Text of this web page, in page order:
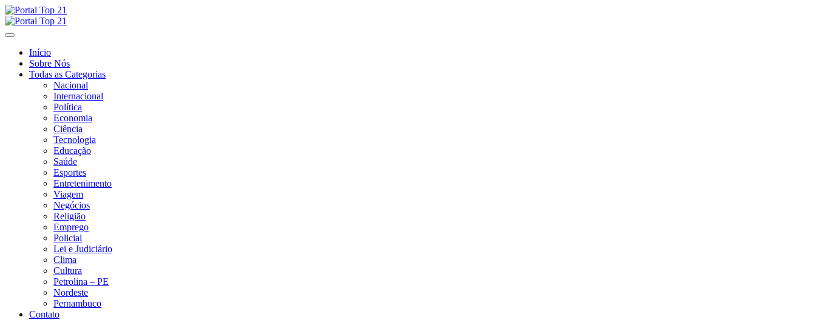
Skip
to
content
Início
Sobre Nós
Todas as Categorias
Nacional
Internacional
Política
Economia
Ciência
Tecnologia
Educação
Saúde
Esportes
Entretenimento
Viagem
Negócios
Religião
Emprego
Policial
Lei e Judiciário
Clima
Cultura
Petrolina – PE
Nordeste
Pernambuco
Contato